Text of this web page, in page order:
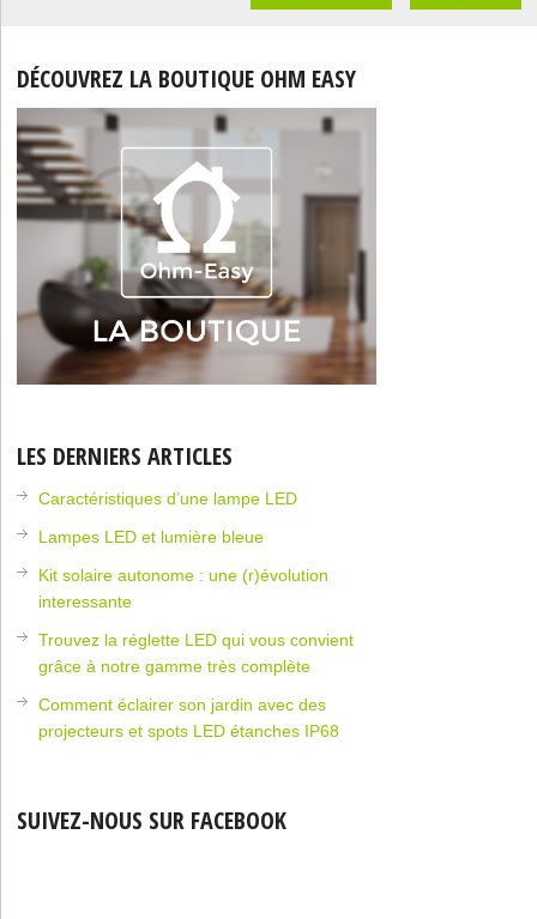
DÉCOUVREZ LA BOUTIQUE OHM EASY
LES DERNIERS ARTICLES
Caractéristiques d’une lampe LED
Lampes LED et lumière bleue
Kit solaire autonome : une (r)évolution
interessante
Trouvez la réglette LED qui vous convient
grâce à notre gamme très complète
Comment éclairer son jardin avec des
projecteurs et spots LED étanches IP68
SUIVEZ-NOUS SUR FACEBOOK